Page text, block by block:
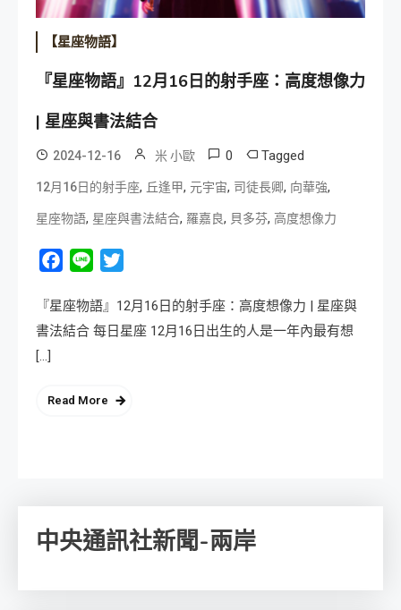
【星座物語】
『星座物語』12月16日的射手座：高度想像力
| 星座與書法結合
2024-12-16 米 小歐 0 Tagged
12月16日的射手座, 丘逢甲, 元宇宙, 司徒長卿, 向華強,
星座物語, 星座與書法結合, 羅嘉良, 貝多芬, 高度想像力
Facebook
Line
『星座物語』12月16日的射手座：高度想像力 | 星座與
書法結合 每日星座 12月16日出生的人是一年內最有想
[…]
Read More
中央通訊社新聞-兩岸